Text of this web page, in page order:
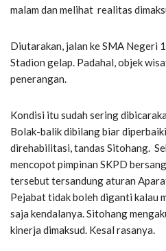
malam dan melihat realitas
Diutarakan, jalan ke SMA Negeri
Stadion gelap. Padahal, objek
penerangan.
Kondisi itu sudah sering
Bolak-balik dibilang biar
direhabilitasi, tandas Sitohang.
mencopot pimpinan SKPD
tersebut tersandung aturan
Pejabat tidak boleh diganti kalau
saja kendalanya. Sitohang
kinerja dimaksud. Kesal rasanya.